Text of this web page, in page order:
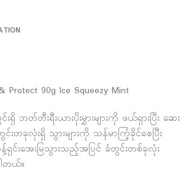
Protect 90g Ice Squeezy Mint
ဘတ်တီးရီးယားပိုးမွှားများကို ဖယ်ရှားပြီး ဆေး
တခုလုံးရှိ သွားများကို သန်မာကြံ့ခိုင်စေပြီး
င်းအေးမြသွားသည့်အပြင် ခံတွင်းတစ်ခုလုံး
တယ်။